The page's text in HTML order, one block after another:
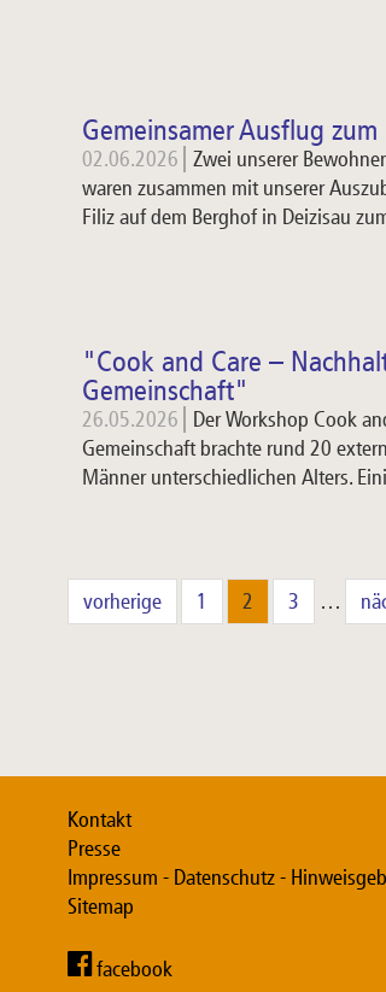
Gemeinsamer Ausflug
02.06.2026 Zwei unserer
waren zusammen mit unserer
Filiz auf dem Berghof in Deizisau
"Cook and Care –
Gemeinschaft"
26.05.2026
Der Workshop Cook
Gemeinschaft brachte rund 20
Männer unterschiedlichen Alters.
vorherige 1 2 3 …
Kontakt
Presse
Impressum - Datenschutz -
Sitemap
facebook